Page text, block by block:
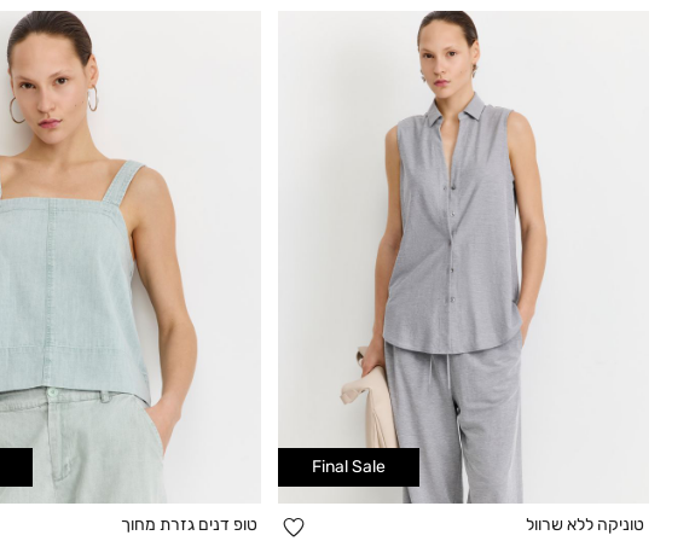
Final Sale
טוניקה ללא שרוול
הוספהטופ דנים גזרת מחוך